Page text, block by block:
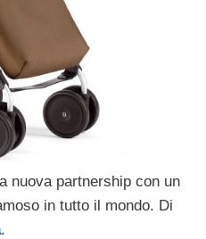
nuova partnership con un
in tutto il mondo. Di
.